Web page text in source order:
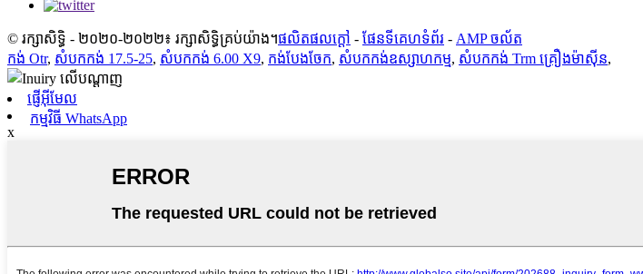
© រក្សាសិទ្ធិ - ២០២០-២០២២៖ រក្សាសិទ្ធិគ្រប់យ៉ាង។ផលិតផលក្តៅ - ផែនទីគេហទំព័រ - AMP ចល័ត
កង់ Otr, សំបកកង់ 17.5-25, សំបកកង់ 6.00 X9, កង់បែងចែក, សំបកកង់ឧស្សាហកម្ម, សំបកកង់ Trm គ្រឿងម៉ាស៊ីន,
ផ្ញើអ៊ីមែល
កម្មវិធី WhatsApp
x